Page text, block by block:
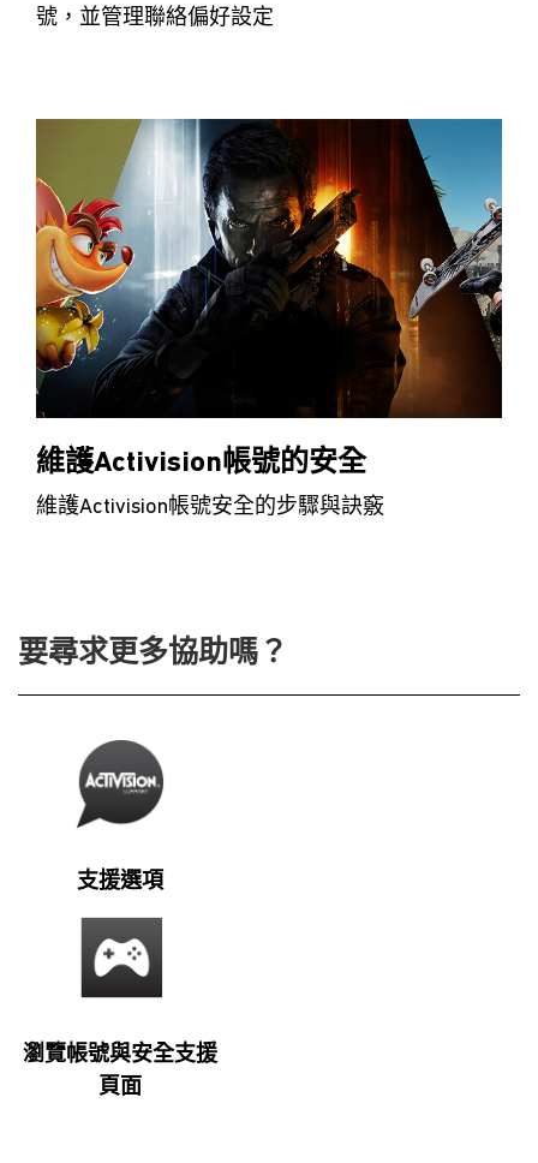
號，並管理聯絡偏好設定
維護Activision帳號的安全
維護Activision帳號安全的步驟與訣竅
要尋求更多協助嗎？
支援選項
瀏覽帳號與安全支援
頁面